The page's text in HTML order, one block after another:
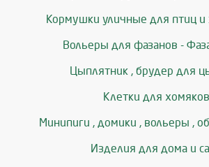
Кормушки уличные для птиц
Вольеры для фазанов -
Цыплятник , брудер для
Клетки для хомяков
Минипиги , домики , вольеры ,
Изделия для дома и